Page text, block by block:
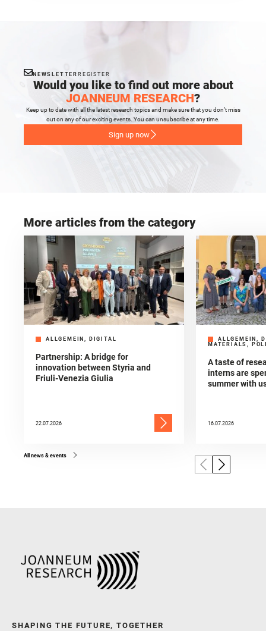
NEWSLETTER REGISTER
Would you like to find out more about
JOANNEUM RESEARCH?
Keep up to date with all the latest research topics and make sure that you don’t miss
out on any of our exciting events. You can unsubscribe at any time.
Sign up now
More articles from the category
ALLGEMEIN, DIGITAL
Partnership: A bridge for
innovation between Styria and
Friuli-Venezia Giulia
22.07.2026
ALLGEMEIN,
MATERIALS,
A taste of
interns are
summer with
16.07.2026
All news & events
SHAPING THE FUTURE, TOGETHER